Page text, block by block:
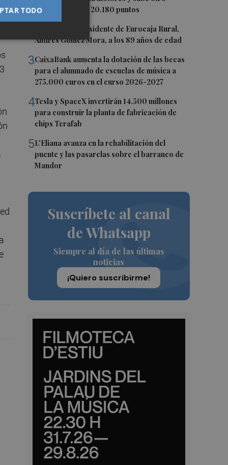
0,62%, hasta los 20.180 puntos
Fallece el expresidente de Eurocaja Rural,
Andrés Gómez Mora, a los 89 años de edad
3CaixaBank aumenta la dotación de las becas
para el alumnado de escuelas de música a
275.000 euros en el curso 2026-2027
4Tesla y SpaceX invertirán 14.500 millones
para construir la planta de fabricación de
chips Terafab
5L'Eliana avanza en la rehabilitación del
puente y las pasarelas sobre el barranco de
Mandor
Suscríbete al canal
de Whatsapp
Siempre al día de las últimas
noticias
¡Quiero suscribirme!
TODO